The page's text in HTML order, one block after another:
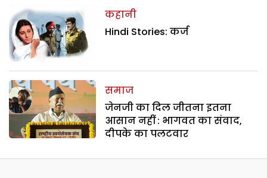
कहानी
Hindi Stories: कर्ज
समाज
जेनजी का दिल जीतना इतना
आसान नहीं : भागवत का संवाद,
दीपके का पलटवार